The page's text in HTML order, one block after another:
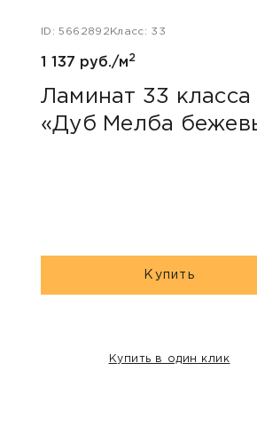
ID: 5662892 Класс: 33
1 137 руб./м2
Ламинат 33 класса
«Дуб Мелба
Купить
Купить в один клик